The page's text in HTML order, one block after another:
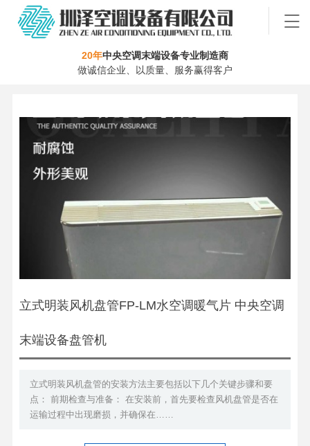
20年中央空调末端设备专业制造商
做诚信企业、以质量、服务赢得客户
立式明装风机盘管FP-LM水空调暖气片 中央空调
末端设备盘管机
立式明装风机盘管的安装方法主要包括以下几个关键步骤和要
点： 前期检查与准备： 在安装前，首先要检查风机盘管是否在
运输过程中出现磨损，并确保在……